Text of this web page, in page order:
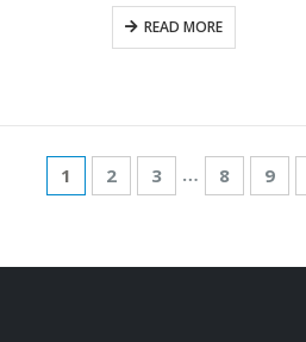
READ MORE
1 2 3 … 8 9